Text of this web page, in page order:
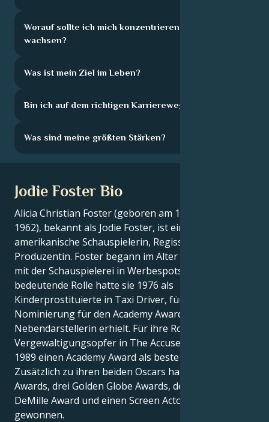
Worauf sollte ich mich konzentrieren, um zu
wachsen?
Was ist mein Ziel im Leben?
Bin ich auf dem richtigen Karriereweg?
Was sind meine größten Stärken?
Jodie Foster Bio
Alicia Christian Foster (geboren am 19. November
1962), bekannt als Jodie Foster, ist eine
amerikanische Schauspielerin, Regisseurin und
Produzentin. Foster begann im Alter von drei Jahren
mit der Schauspielerei in Werbespots. Ihre erste
bedeutende Rolle hatte sie 1976 als
Kinderprostituierte in Taxi Driver, für die sie eine
Nominierung für den Academy Award als beste
Nebendarstellerin erhielt. Für ihre Rolle als
Vergewaltigungsopfer in The Accused erhielt sie
1989 einen Academy Award als beste Schauspielerin.
Zusätzlich zu ihren beiden Oscars hat sie drei BAFTA
Awards, drei Golden Globe Awards, den Cecil B
DeMille Award und einen Screen Actors Guild Award
gewonnen.